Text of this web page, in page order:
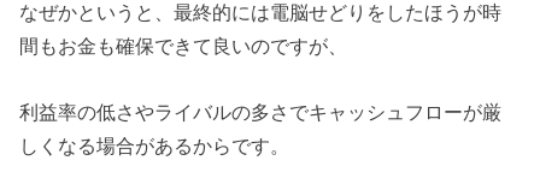
なぜかというと、最終的には電脳せどりをしたほうが時
間もお金も確保できて良いのですが、
利益率の低さやライバルの多さでキャッシュフローが厳
しくなる場合があるからです。